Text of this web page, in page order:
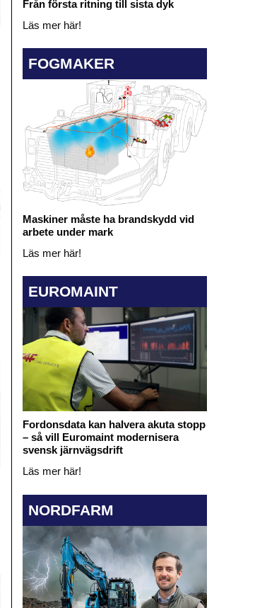
Från första ritning till sista dyk
Läs mer här!
FOGMAKER
Maskiner måste ha brandskydd vid
arbete under mark
Läs mer här!
EUROMAINT
Fordonsdata kan halvera akuta stopp
– så vill Euromaint modernisera
svensk järnvägsdrift
Läs mer här!
NORDFARM